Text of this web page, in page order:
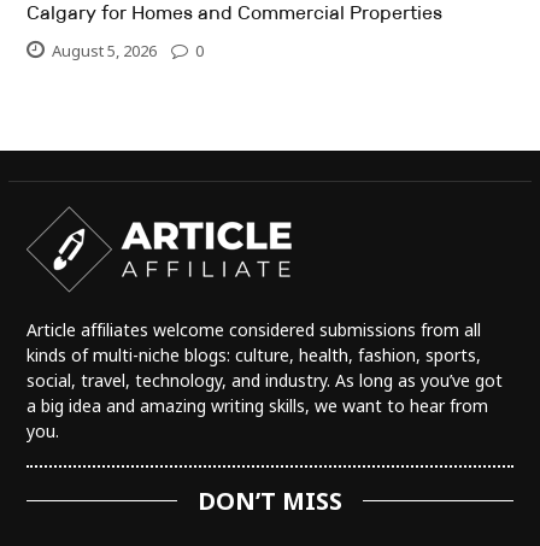
Calgary for Homes and Commercial Properties
August 5, 2026 0
Article affiliates welcome considered submissions from all
kinds of multi-niche blogs: culture, health, fashion, sports,
social, travel, technology, and industry. As long as you’ve got
a big idea and amazing writing skills, we want to hear from
you.
DON’T MISS